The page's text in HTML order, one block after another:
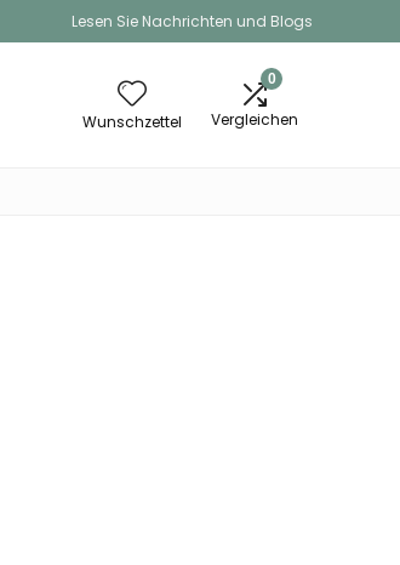
Lesen Sie Nachrichten und Blogs
Wunschzettel
0
Vergleichen